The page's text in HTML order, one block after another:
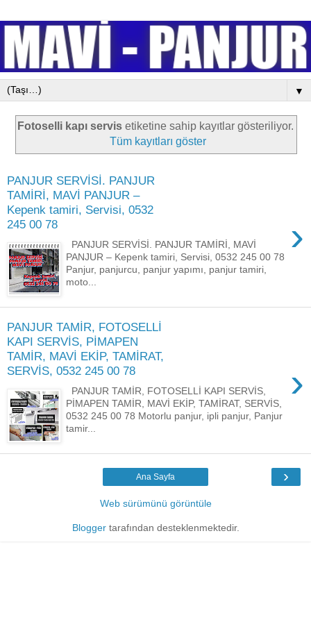
▼
Fotoselli kapı servis etiketine sahip kayıtlar gösteriliyor.
Tüm kayıtları göster
PANJUR SERVİSİ. PANJUR
TAMİRİ, MAVİ PANJUR –
Kepenk tamiri, Servisi, 0532
245 00 78
›
PANJUR SERVİSİ. PANJUR TAMİRİ, MAVİ
PANJUR – Kepenk tamiri, Servisi, 0532 245 00 78
Panjur, panjurcu, panjur yapımı, panjur tamiri,
moto...
PANJUR TAMİR, FOTOSELLİ
KAPI SERVİS, PİMAPEN
TAMİR, MAVİ EKİP, TAMİRAT,
SERVİS, 0532 245 00 78
›
PANJUR TAMİR, FOTOSELLİ KAPI SERVİS,
PİMAPEN TAMİR, MAVİ EKİP, TAMİRAT, SERVİS,
0532 245 00 78 Motorlu panjur, ipli panjur, Panjur
tamir...
›
Ana Sayfa
Web sürümünü görüntüle
Bloggertarafından desteklenmektedir.